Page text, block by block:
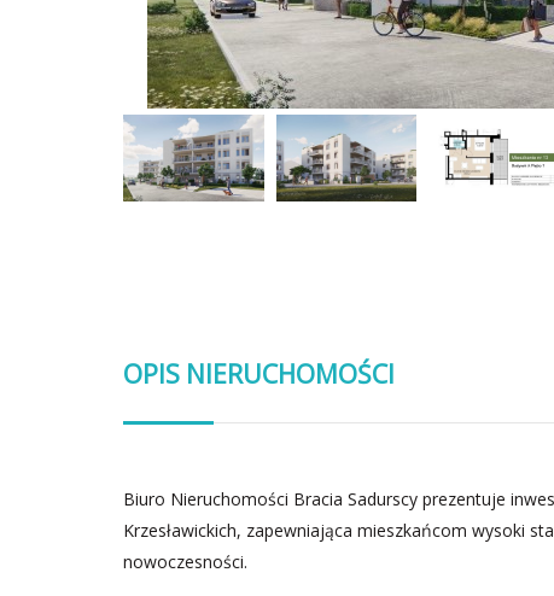
OPIS NIERUCHOMOŚCI
Biuro Nieruchomości Bracia Sadurscy prezentuje
Krzesławickich, zapewniająca mieszkańcom wysoki
nowoczesności.